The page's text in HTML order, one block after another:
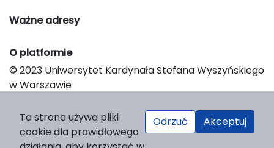
Ważne adresy
O platformie
© 2023 Uniwersytet Kardynała Stefana Wyszyńskiego
w Warszawie
Platform & Workflow by OJS/PKP
Ta strona używa pliki
cookie dla prawidłowego
Odrzuć Akceptuj